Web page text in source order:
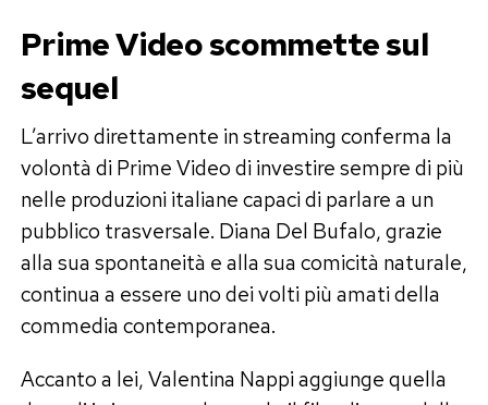
Prime Video scommette sul
sequel
L’arrivo direttamente in streaming conferma la
volontà di Prime Video di investire sempre di più
nelle produzioni italiane capaci di parlare a un
pubblico trasversale. Diana Del Bufalo, grazie
alla sua spontaneità e alla sua comicità naturale,
continua a essere uno dei volti più amati della
commedia contemporanea.
Accanto a lei, Valentina Nappi aggiunge quella